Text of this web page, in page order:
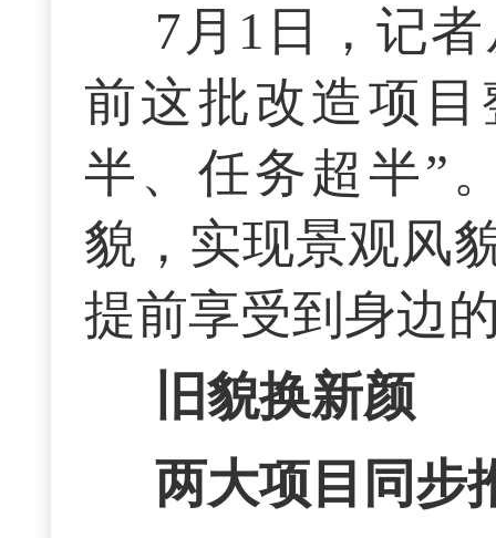
7月1日，记
前这批改造项
半、任务超半”
貌，实现景观风
提前享受到身边
旧貌换新颜
两大项目同步